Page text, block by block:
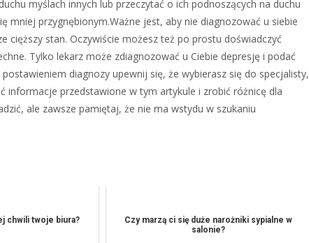
myślach innych lub przeczytać o ich podnoszących na duchu
mniej przygnębionym.Ważne jest, aby nie diagnozować u siebie
stan. Oczywiście możesz też po prostu doświadczyć
Tylko lekarz może zdiagnozować u Ciebie depresję i podać
diagnozy upewnij się, że wybierasz się do specjalisty,
informacje przedstawione w tym artykule i zrobić różnicę dla
ale zawsze pamiętaj, że nie ma wstydu w szukaniu
chwili twoje biura?
Czy marzą ci się duże narożniki sypialne w
salonie?